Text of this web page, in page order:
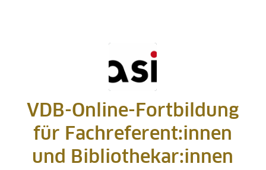
VDB-Online-Fortbildung
für Fachreferent:innen
und Bibliothekar:innen